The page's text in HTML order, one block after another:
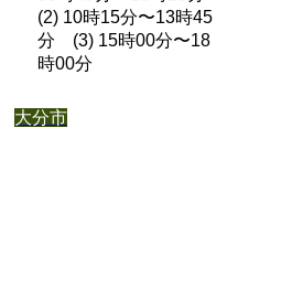
(2) 10時15分〜13時45
分 (3) 15時00分〜18
時00分
大分市